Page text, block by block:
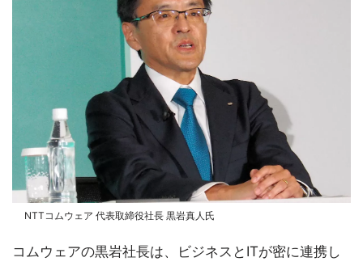
NTTコムウェア 代表取締役社長 黒岩真人氏
コムウェアの黒岩社長は、ビジネスとITが密に連携し